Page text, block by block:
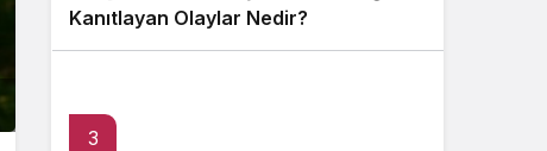
Kanıtlayan Olaylar Nedir?
3